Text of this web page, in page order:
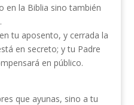
en la Biblia sino también
tu aposento, y cerrada la
en secreto; y tu Padre
en público.
que ayunas, sino a tu